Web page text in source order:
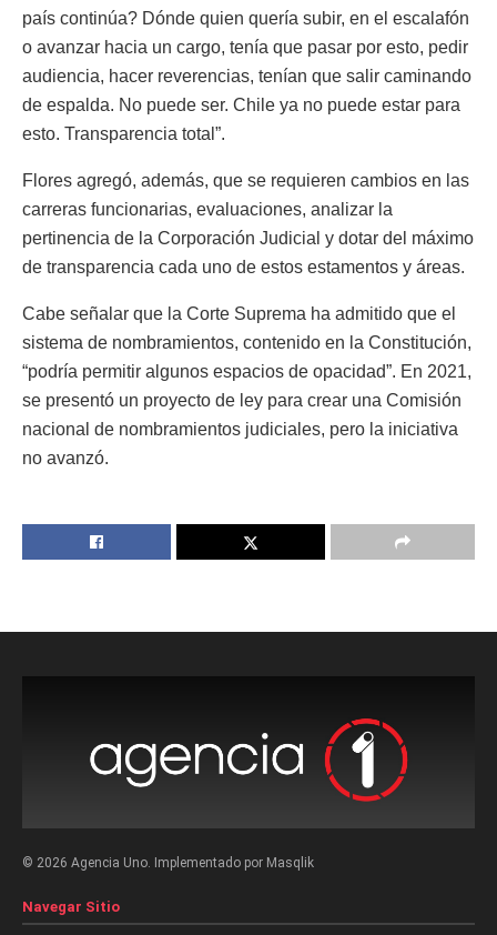
país continúa? Dónde quien quería subir, en el escalafón
o avanzar hacia un cargo, tenía que pasar por esto, pedir
audiencia, hacer reverencias, tenían que salir caminando
de espalda. No puede ser. Chile ya no puede estar para
esto. Transparencia total”.
Flores agregó, además, que se requieren cambios en las
carreras funcionarias, evaluaciones, analizar la
pertinencia de la Corporación Judicial y dotar del máximo
de transparencia cada uno de estos estamentos y áreas.
Cabe señalar que la Corte Suprema ha admitido que el
sistema de nombramientos, contenido en la Constitución,
“podría permitir algunos espacios de opacidad”. En 2021,
se presentó un proyecto de ley para crear una Comisión
nacional de nombramientos judiciales, pero la iniciativa
no avanzó.
© 2026 Agencia Uno. Implementado por Masqlik
Navegar Sitio